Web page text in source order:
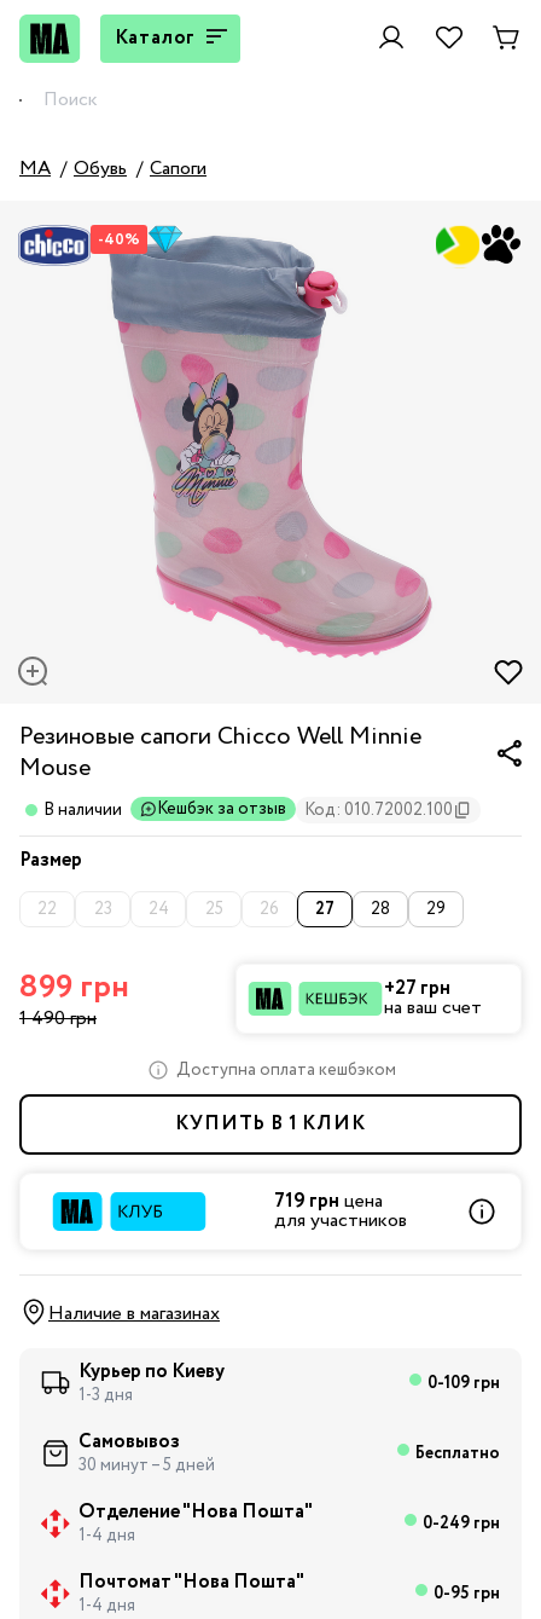
Каталог
MA Обувь Сапоги
-40%
Резиновые сапоги Chicco Well Minnie
Mouse
В наличии Кешбэк за отзыв Код: 010.72002.100
Размер
22 23 24 25 26 27 28 29
899 грн
1 490 грн
+27 грн
на ваш счет
Доступна оплата кешбэком
КУПИТЬ В 1 КЛИК
719 грн цена
для участников
Наличие в магазинах
Курьер по Киеву
1-3 дня 0-109 грн
Самовывоз
30 минут – 5 дней Бесплатно
Отделение "Нова Пошта"
1-4 дня 0-249 грн
Почтомат "Нова Пошта"
1-4 дня 0-95 грн